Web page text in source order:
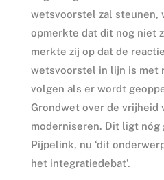
wetsvoorstel zal steunen,
opmerkte dat dit nog niet
merkte zij op dat de
wetsvoorstel in lijn is met
volgen als er wordt
Grondwet over de vrijheid
moderniseren. Dit ligt nóg
Pijpelink, nu ‘dit
het integratiedebat’.